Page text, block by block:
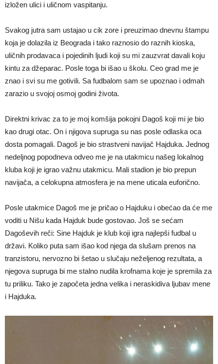
izložen ulici i uličnom vaspitanju.
Svakog jutra sam ustajao u cik zore i preuzimao dnevnu štampu
koja je dolazila iz Beograda i tako raznosio do raznih kioska,
uličnih prodavaca i pojedinih ljudi koji su mi zauzvrat davali koju
kintu za džeparac. Posle toga bi išao u školu. Ceo grad me je
znao i svi su me gotivili. Sa fudbalom sam se upoznao i odmah
zarazio u svojoj osmoj godini života.
Direktni krivac za to je moj komšija pokojni Dagoš koji mi je bio
kao drugi otac. On i njigova supruga su nas posle odlaska oca
dosta pomagali. Dagoš je bio strastveni navijač Hajduka. Jednog
nedeljnog popodneva odveo me je na utakmicu našeg lokalnog
kluba koji je igrao važnu utakmicu. Mali stadion je bio prepun
navijača, a celokupna atmosfera je na mene uticala euforično.
Posle utakmice Dagoš me je pričao o Hajduku i obećao da će me
voditi u Nišu kada Hajduk bude gostovao. Još se sećam
Dagoševih reči: Sine Hajduk je klub koji igra najlepši fudbal u
državi. Koliko puta sam išao kod njega da slušam prenos na
tranzistoru, nervozno bi šetao u slučaju neželjenog rezultata, a
njegova supruga bi me stalno nudila krofnama koje je spremila za
tu priliku. Tako je započeta jedna velika i neraskidiva ljubav mene
i Hajduka.